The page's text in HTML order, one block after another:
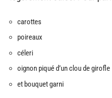
carottes
poireaux
céleri
oignon piqué d’un clou de girofle
et bouquet garni